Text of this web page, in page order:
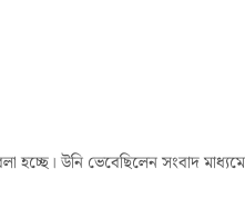
উনি ভেবেছিলেন সংবাদ মাধ্যমের